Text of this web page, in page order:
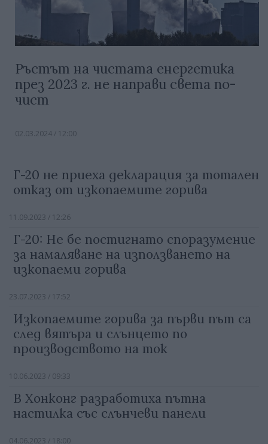
Ръстът на чистата енергетика
през 2023 г. не направи света по-
чист
02.03.2024 / 12:00
Г-20 не приеха декларация за тотален
отказ от изкопаемите горива
11.09.2023 / 12:26
Г-20: Не бе постигнато споразумение
за намаляване на използването на
изкопаеми горива
23.07.2023 / 17:52
Изкопаемите горива за първи път са
след вятъра и слънцето по
производството на ток
10.06.2023 / 09:33
В Хонконг разработиха пътна
настилка със слънчеви панели
04.06.2023 / 18:00